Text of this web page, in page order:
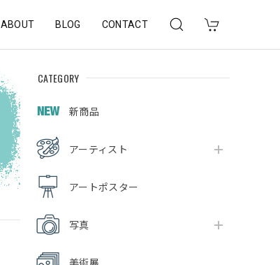
ABOUT BLOG CONTACT
CATEGORY
新商品
アーティスト
アートポスター
写真